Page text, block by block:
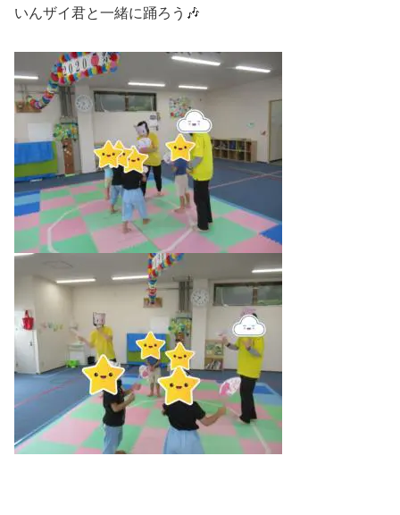
いんザイ君と一緒に踊ろう🎶